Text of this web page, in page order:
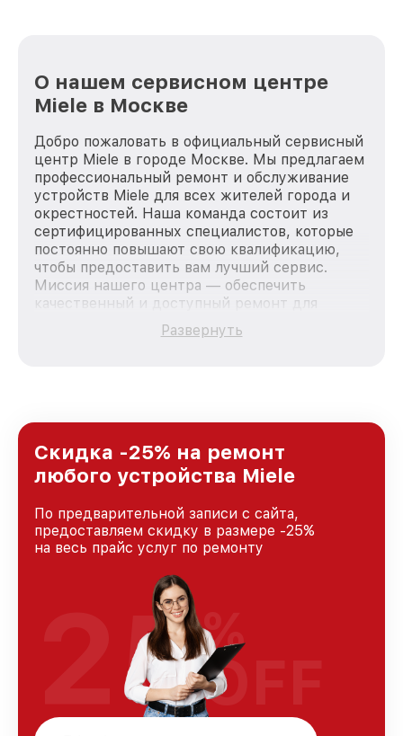
О нашем сервисном центре
Miele в Москве
Добро пожаловать в официальный сервисный
центр Miele в городе Москве. Мы предлагаем
профессиональный ремонт и обслуживание
устройств Miele для всех жителей города и
окрестностей. Наша команда состоит из
сертифицированных специалистов, которые
постоянно повышают свою квалификацию,
чтобы предоставить вам лучший сервис.
Миссия нашего центра — обеспечить
качественный и доступный ремонт для
каждого пользователя продукции Miele, вне
зависимости от сложности поломки. Мы
и лояльности наших клиентов.
Развернуть
Скидка -25% на ремонт
любого устройства Miele
По предварительной записи с сайта,
предоставляем скидку в размере -25%
на весь прайс услуг по ремонту
25%
OFF